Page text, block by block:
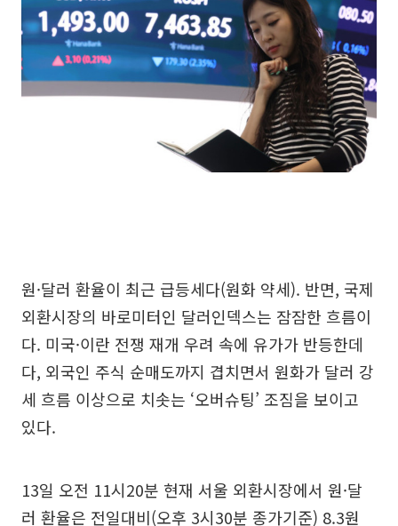
원·달러 환율이 최근 급등세다(원화 약세). 반면, 국제
외환시장의 바로미터인 달러인덱스는 잠잠한 흐름이
다. 미국·이란 전쟁 재개 우려 속에 유가가 반등한데
다, 외국인 주식 순매도까지 겹치면서 원화가 달러 강
세 흐름 이상으로 치솟는 ‘오버슈팅’ 조짐을 보이고
있다.
13일 오전 11시20분 현재 서울 외환시장에서 원·달
러 환율은 전일대비(오후 3시30분 종가기준) 8.3원